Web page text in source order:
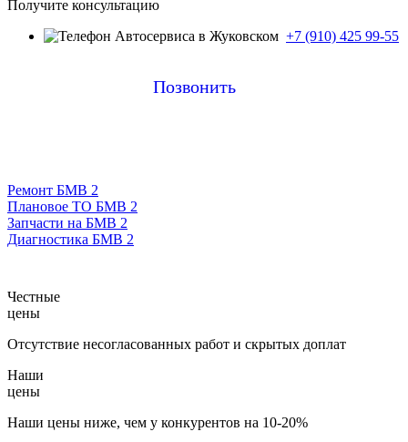
Получите консультацию
+7 (910) 425 99-55
Позвонить
Ремонт БМВ 2
Плановое ТО БМВ 2
Запчасти на БМВ 2
Диагностика БМВ 2
Честные
цены
Отсутствие несогласованных работ и скрытых доплат
Наши
цены
Наши цены ниже, чем у конкурентов на 10-20%